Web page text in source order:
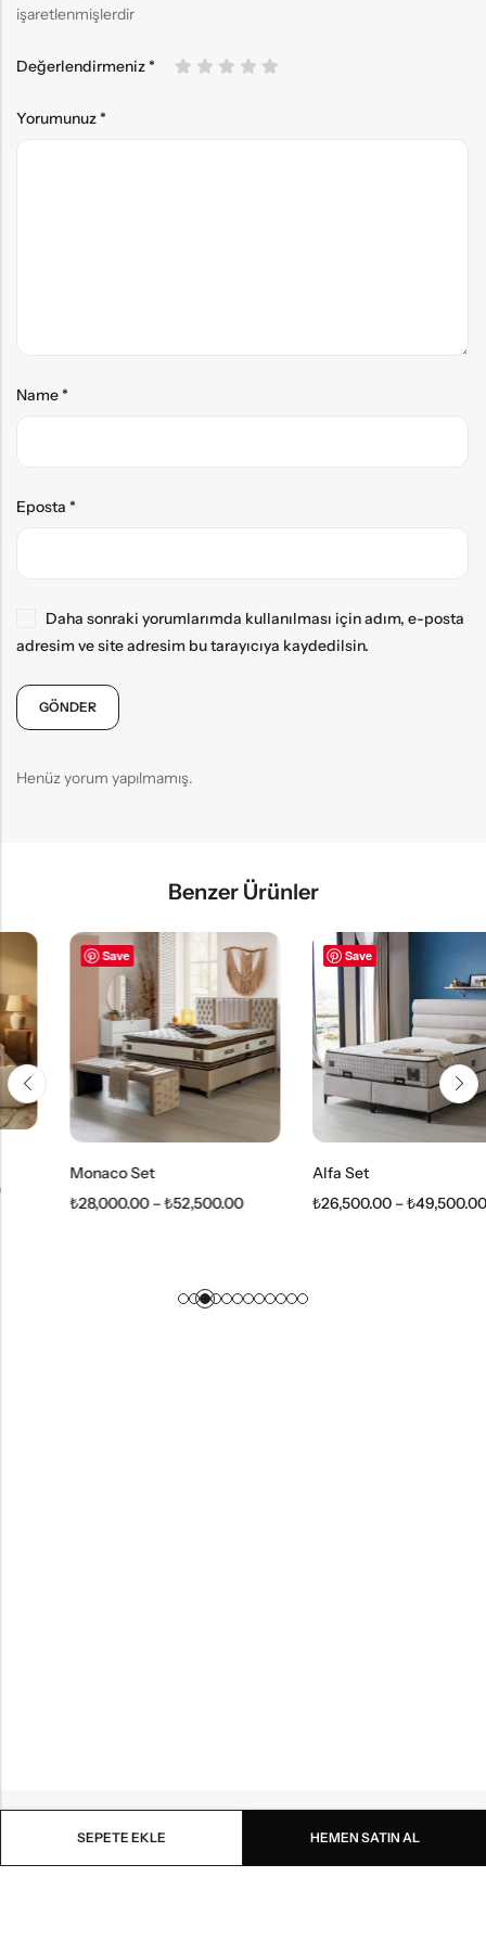
SEPETE EKLE HEMEN SATIN AL
işaretlenmişlerdir
Değerlendirmeniz*
Yorumunuz*
Name*
Eposta *
Daha sonraki yorumlarımda kullanılması için adım, e-posta
adresim ve site adresim bu tarayıcıya kaydedilsin.
Henüz yorum yapılmamış.
Benzer Ürünler
Monaco Set
28,000.00–₺52,500.00
Save
Alfa Set
26,500.00–₺49,500.00